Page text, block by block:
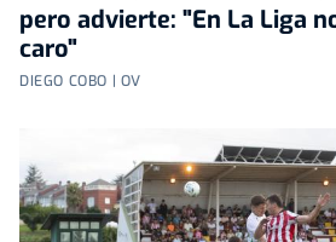
pero advierte: "En La Liga
caro"
DIEGO COBO | OV